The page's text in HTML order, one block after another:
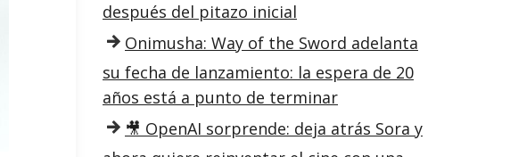
después del pitazo inicial
Onimusha: Way of the Sword adelanta
su fecha de lanzamiento: la espera de 20
años está a punto de terminar
🎥 OpenAI sorprende: deja atrás Sora y